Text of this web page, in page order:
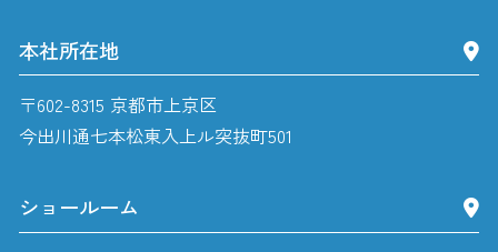
本社所在地
〒602-8315 京都市上京区
今出川通七本松東入上ル突抜町501
ショールーム